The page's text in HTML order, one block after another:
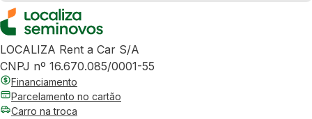
LOCALIZA Rent a Car S/A
CNPJ nº 16.670.085/0001-55
Financiamento
Parcelamento no cartão
Carro na troca